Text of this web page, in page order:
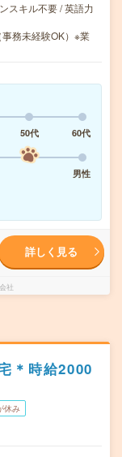
スキル不要 / 英語力
務未経験OK）※業
50代
60代
男性
詳しく見る
社
＊時給2000
休み